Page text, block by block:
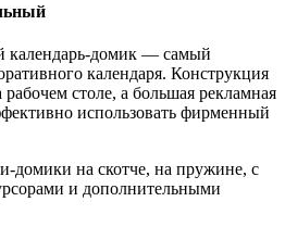
календарь-домик — самый
календаря. Конструкция
столе, а большая рекламная
использовать фирменный
домики на скотче, на пружине, с
и дополнительными